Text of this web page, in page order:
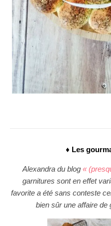
♦ Les
Alexandra du blog «
garnitures sont en effet
favorite a été sans conteste
bien sûr une affaire de